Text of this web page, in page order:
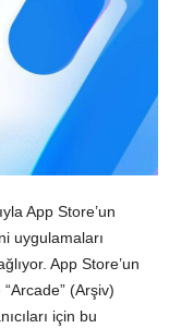
App Store’un
uygulamaları
App Store’un
(Arşiv)
için bu